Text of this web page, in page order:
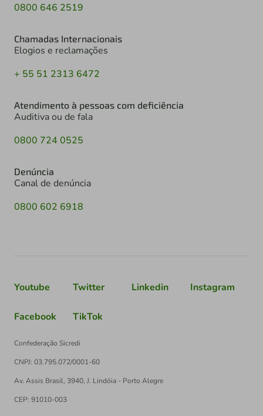
0800 646 2519
Chamadas Internacionais
Elogios e reclamações
+ 55 51 2313 6472
Atendimento à pessoas com deficiência
Auditiva ou de fala
0800 724 0525
Denúncia
Canal de denúncia
0800 602 6918
Youtube Twitter Linkedin Instagram
Facebook TikTok
Confederação Sicredi
CNPJ: 03.795.072/0001-60
Av. Assis Brasil, 3940, J. Lindóia - Porto Alegre
CEP: 91010-003